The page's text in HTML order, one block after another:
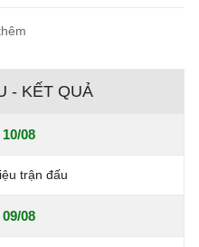
- KẾT QUẢ
08
trận đấu
08